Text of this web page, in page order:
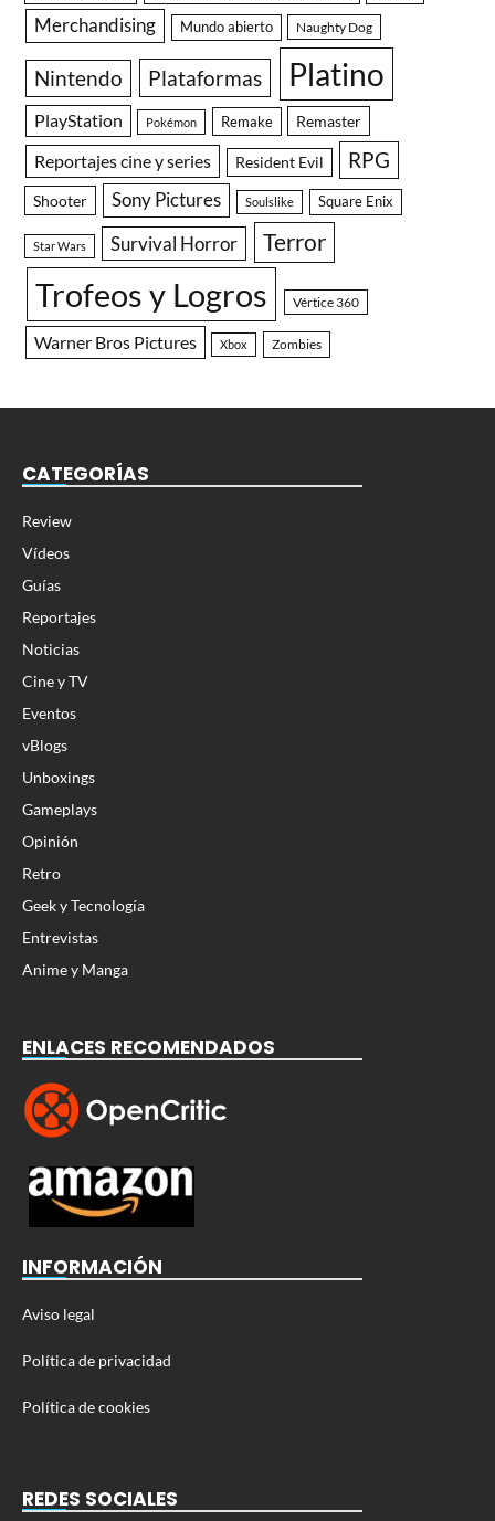
Merchandising Mundo abierto Naughty Dog
Nintendo Plataformas Platino
PlayStation Pokémon Remake Remaster
Reportajes cine y series Resident Evil RPG
Shooter Sony Pictures Soulslike Square Enix
Star Wars Survival Horror Terror
Trofeos y Logros Vértice 360
Warner Bros Pictures Xbox Zombies
CATEGORÍAS
Review
Vídeos
Guías
Reportajes
Noticias
Cine y TV
Eventos
vBlogs
Unboxings
Gameplays
Opinión
Retro
Geek y Tecnología
Entrevistas
Anime y Manga
ENLACES RECOMENDADOS
INFORMACIÓN
Aviso legal
Política de privacidad
Política de cookies
REDES SOCIALES